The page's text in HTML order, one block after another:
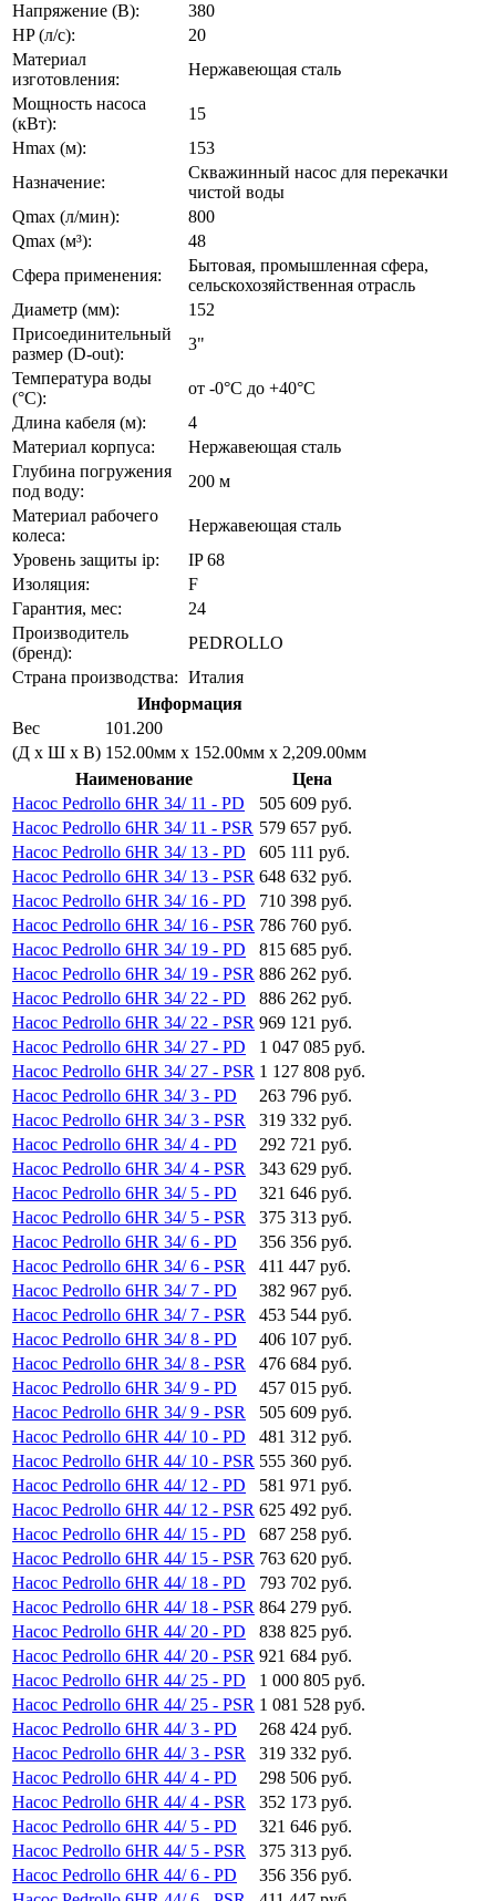
Напряжение (В):
380
HP (л/с):
20
Материал
изготовления:
Нержавеющая сталь
Мощность насоса
(кВт):
15
Hmax (м):
153
Назначение:
Скважинный насос для перекачки
чистой воды
Qmax (л/мин):
800
Qmax (м³):
48
Сфера применения:
Бытовая, промышленная сфера,
сельскохозяйственная отрасль
Диаметр (мм):
152
Присоединительный
размер (D-out):
3"
Температура воды
(°C):
от -0°C до +40°С
Длина кабеля (м):
4
Материал корпуса:
Нержавеющая сталь
Глубина погружения
под воду:
200 м
Материал рабочего
колеса:
Нержавеющая сталь
Уровень защиты ip:
IP 68
Изоляция:
F
Гарантия, мес:
24
Производитель
(бренд):
PEDROLLO
Страна производства: Италия
Информация
Вес
101.200
(Д х Ш х В) 152.00мм x 152.00мм x 2,209.00мм
Наименование
Цена
Насос Pedrollo 6HR 34/ 11 - PD
505 609 руб.
Насос Pedrollo 6HR 34/ 11 - PSR 579 657 руб.
Насос Pedrollo 6HR 34/ 13 - PD
605 111 руб.
Насос Pedrollo 6HR 34/ 13 - PSR 648 632 руб.
Насос Pedrollo 6HR 34/ 16 - PD
710 398 руб.
Насос Pedrollo 6HR 34/ 16 - PSR 786 760 руб.
Насос Pedrollo 6HR 34/ 19 - PD
815 685 руб.
Насос Pedrollo 6HR 34/ 19 - PSR 886 262 руб.
Насос Pedrollo 6HR 34/ 22 - PD
886 262 руб.
Насос Pedrollo 6HR 34/ 22 - PSR 969 121 руб.
Насос Pedrollo 6HR 34/ 27 - PD
1 047 085 руб.
Насос Pedrollo 6HR 34/ 27 - PSR 1 127 808 руб.
Насос Pedrollo 6HR 34/ 3 - PD
263 796 руб.
Насос Pedrollo 6HR 34/ 3 - PSR
319 332 руб.
Насос Pedrollo 6HR 34/ 4 - PD
292 721 руб.
Насос Pedrollo 6HR 34/ 4 - PSR
343 629 руб.
Насос Pedrollo 6HR 34/ 5 - PD
321 646 руб.
Насос Pedrollo 6HR 34/ 5 - PSR
375 313 руб.
Насос Pedrollo 6HR 34/ 6 - PD
356 356 руб.
Насос Pedrollo 6HR 34/ 6 - PSR
411 447 руб.
Насос Pedrollo 6HR 34/ 7 - PD
382 967 руб.
Насос Pedrollo 6HR 34/ 7 - PSR
453 544 руб.
Насос Pedrollo 6HR 34/ 8 - PD
406 107 руб.
Насос Pedrollo 6HR 34/ 8 - PSR
476 684 руб.
Насос Pedrollo 6HR 34/ 9 - PD
457 015 руб.
Насос Pedrollo 6HR 34/ 9 - PSR
505 609 руб.
Насос Pedrollo 6HR 44/ 10 - PD
481 312 руб.
Насос Pedrollo 6HR 44/ 10 - PSR 555 360 руб.
Насос Pedrollo 6HR 44/ 12 - PD
581 971 руб.
Насос Pedrollo 6HR 44/ 12 - PSR 625 492 руб.
Насос Pedrollo 6HR 44/ 15 - PD
687 258 руб.
Насос Pedrollo 6HR 44/ 15 - PSR 763 620 руб.
Насос Pedrollo 6HR 44/ 18 - PD
793 702 руб.
Насос Pedrollo 6HR 44/ 18 - PSR 864 279 руб.
Насос Pedrollo 6HR 44/ 20 - PD
838 825 руб.
Насос Pedrollo 6HR 44/ 20 - PSR 921 684 руб.
Насос Pedrollo 6HR 44/ 25 - PD
1 000 805 руб.
Насос Pedrollo 6HR 44/ 25 - PSR 1 081 528 руб.
Насос Pedrollo 6HR 44/ 3 - PD
268 424 руб.
Насос Pedrollo 6HR 44/ 3 - PSR
319 332 руб.
Насос Pedrollo 6HR 44/ 4 - PD
298 506 руб.
Насос Pedrollo 6HR 44/ 4 - PSR
352 173 руб.
Насос Pedrollo 6HR 44/ 5 - PD
321 646 руб.
Насос Pedrollo 6HR 44/ 5 - PSR
375 313 руб.
Насос Pedrollo 6HR 44/ 6 - PD
356 356 руб.